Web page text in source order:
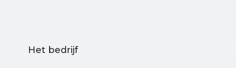
Het bedrijf